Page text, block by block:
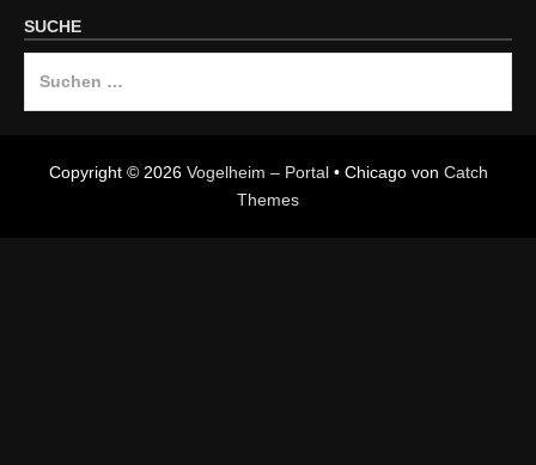
SUCHE
Copyright © 2026 Vogelheim – Portal• Chicago von Catch
Themes